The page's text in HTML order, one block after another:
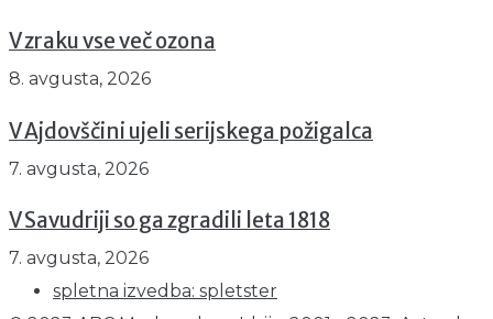
V zraku vse več ozona
8. avgusta, 2026
V Ajdovščini ujeli serijskega požigalca
7. avgusta, 2026
V Savudriji so ga zgradili leta 1818
7. avgusta, 2026
spletna izvedba: spletster